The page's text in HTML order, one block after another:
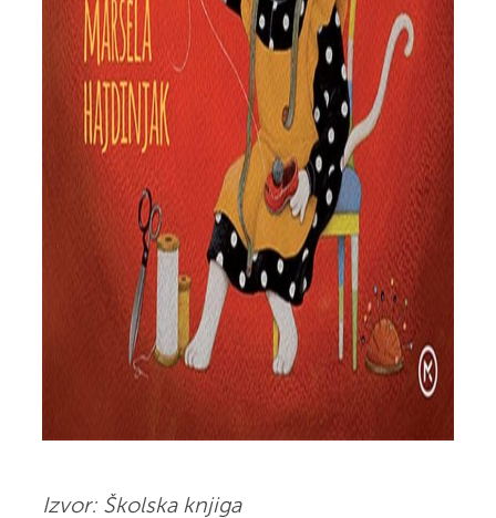
Izvor: Školska knjiga